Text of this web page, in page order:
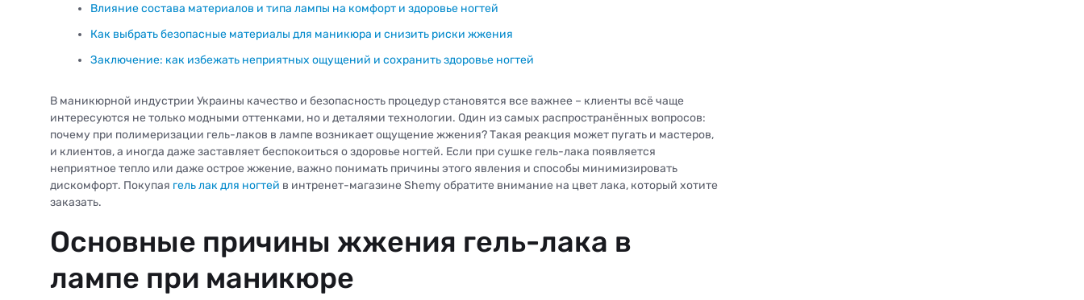
Влияние состава материалов и типа лампы на комфорт и здоровье ногтей
Как выбрать безопасные материалы для маникюра и снизить риски жжения
Заключение: как избежать неприятных ощущений и сохранить здоровье ногтей
В маникюрной индустрии Украины качество и безопасность процедур становятся все важнее – клиенты всё чаще
интересуются не только модными оттенками, но и деталями технологии. Один из самых распространённых вопросов:
почему при полимеризации гель-лаков в лампе возникает ощущение жжения? Такая реакция может пугать и мастеров,
и клиентов, а иногда даже заставляет беспокоиться о здоровье ногтей. Если при сушке гель-лака появляется
неприятное тепло или даже острое жжение, важно понимать причины этого явления и способы минимизировать
дискомфорт. Покупая гель лак для ногтей в интренет-магазине Shemy обратите внимание на цвет лака, который хотите
заказать.
Основные причины жжения гель-лака в
лампе при маникюре